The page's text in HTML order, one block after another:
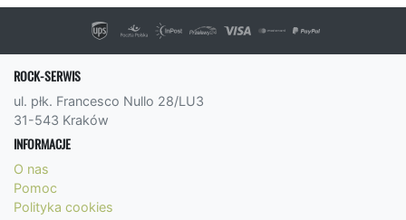
ROCK-SERWIS
ul. płk. Francesco Nullo 28/LU3
31-543 Kraków
INFORMACJE
O nas
Pomoc
Polityka cookies